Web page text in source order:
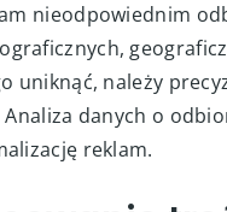
nieodpowiednim